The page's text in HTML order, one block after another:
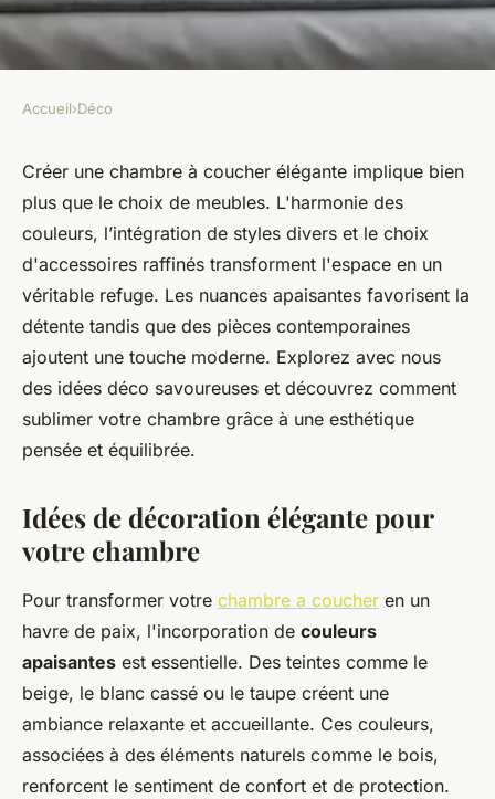
Idées déco pour votre chambre
à coucher élégante
Valentin•26 septembre 2024•6 min de lecture
Accueil›Déco
Créer une chambre à coucher élégante implique bien
plus que le choix de meubles. L'harmonie des
couleurs, l’intégration de styles divers et le choix
d'accessoires raffinés transforment l'espace en un
véritable refuge. Les nuances apaisantes favorisent la
détente tandis que des pièces contemporaines
ajoutent une touche moderne. Explorez avec nous
des idées déco savoureuses et découvrez comment
sublimer votre chambre grâce à une esthétique
pensée et équilibrée.
Idées de décoration élégante pour
votre chambre
Pour transformer votre chambre a coucher en un
havre de paix, l'incorporation de couleurs
apaisantes est essentielle. Des teintes comme le
beige, le blanc cassé ou le taupe créent une
ambiance relaxante et accueillante. Ces couleurs,
associées à des éléments naturels comme le bois,
renforcent le sentiment de confort et de protection.